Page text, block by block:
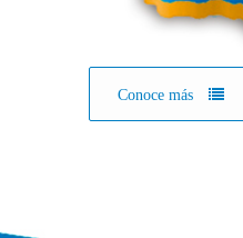
Conoce más